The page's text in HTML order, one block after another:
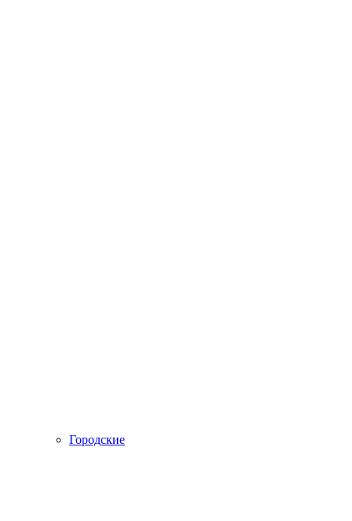
Городские